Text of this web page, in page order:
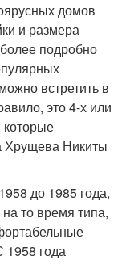
домов
и размера
подробно
встретить в
это 4-х или
Хрущева Никиты
до 1985 года,
то время типа,
1958 года